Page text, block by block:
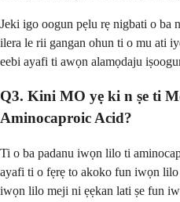
Jeki igo oogun pẹlu rẹ nigbati o ba
ilera le rii gangan ohun ti o mu ati
eebi ayafi ti awọn alamọdaju
Q3. Kini MO yẹ ki n ṣe ti
Aminocaproic Acid?
Ti o ba padanu iwọn lilo ti
ayafi ti o fẹrẹ to akoko fun iwọn lilo
iwọn lilo meji ni ẹẹkan lati ṣe fun